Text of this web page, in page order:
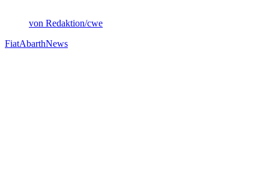
von Redaktion/cwe
FiatAbarthNews